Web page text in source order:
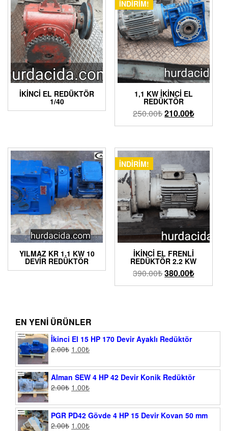
İKINCI EL REDÜKTÖR
1/40
İNDIRIM!
1,1 KW İKINCI EL
REDÜKTÖR
250.00₺210.00₺
YILMAZ KR 1.1 KW 10
DEVIR REDÜKTÖR
İNDIRIM!
İKINCI EL FRENLI
REDÜKTÖR 2.2 KW
390.00₺380.00₺
EN YENI ÜRÜNLER
İkinci El 15 HP 170 Devir Ayaklı Redüktör
2.00₺ 1.00₺
Alman SEW 4 HP 42 Devir Konik Redüktör
2.00₺ 1.00₺
PGR PD42 Gövde 4 HP 15 Devir Kovan 50 mm
2.00₺ 1.00₺